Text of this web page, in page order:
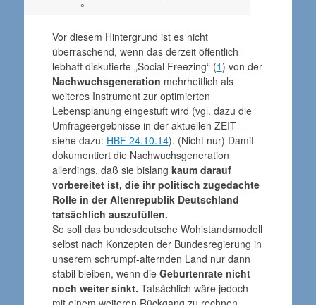
°
Vor diesem Hintergrund ist es nicht
überraschend, wenn das derzeit öffentlich
lebhaft diskutierte „Social Freezing“ (1) von der
Nachwuchsgeneration mehrheitlich als
weiteres Instrument zur optimierten
Lebensplanung eingestuft wird (vgl. dazu die
Umfrageergebnisse in der aktuellen ZEIT –
siehe dazu: HBF 24.10.14). (Nicht nur) Damit
dokumentiert die Nachwuchsgeneration
allerdings, daß sie bislang kaum darauf
vorbereitet ist, die ihr politisch zugedachte
Rolle in der Altenrepublik Deutschland
tatsächlich auszufüllen.
So soll das bundesdeutsche Wohlstandsmodell
selbst nach Konzepten der Bundesregierung in
unserem schrumpf-alternden Land nur dann
stabil bleiben, wenn die Geburtenrate nicht
noch weiter sinkt. Tatsächlich wäre jedoch